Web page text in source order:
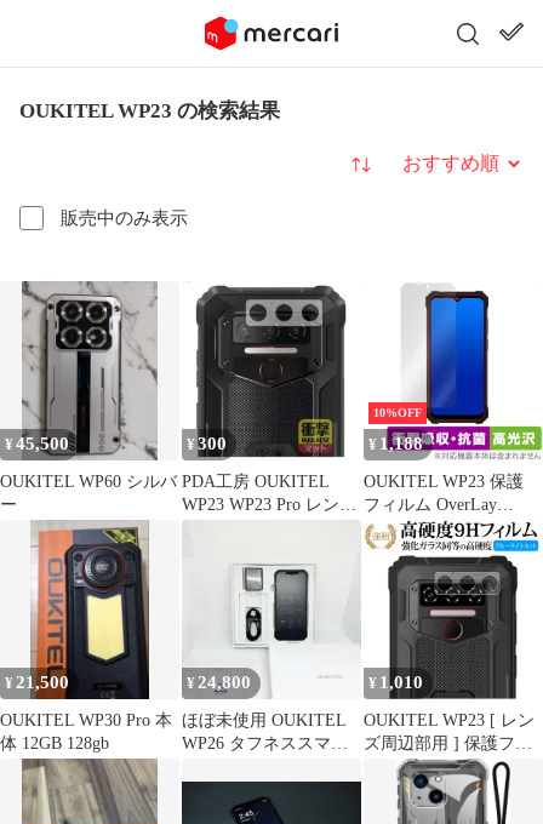
OUKITEL WP23 の検索結果
販売中のみ表示
並び替え
¥45,500
OUKITEL WP60 シルバ
ー
¥ 300
PDA工房 OUKITEL
WP23 WP23 Pro レンズ
10%OFF
¥ 1,188
OUKITEL WP23 保護
フィルム OverLay
Absorber 高光沢 for オ
ウキテル WP23 スマホ
衝撃吸収 高光沢 抗菌
¥ 21,500
OUKITEL WP30 Pro 本
体 12GB 128gb
¥24,800
ほぼ未使用 OUKITEL
WP26 タフネススマホ
¥ 1,010
OUKITEL WP23 [ レン
ズ周辺部用 ] 保護フィ
ルム 強化ガラス と 同
等の 高硬度9H ブルー
ライトカット クリア光